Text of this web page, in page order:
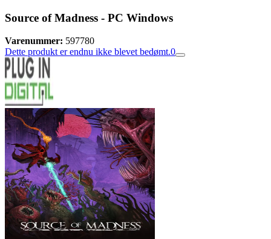
Source of Madness - PC Windows
Varenummer: 597780
Dette produkt er endnu ikke blevet bedømt.0